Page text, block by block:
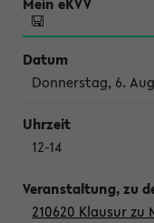
Donnerstag, 6.
12-14
210620 Klausur